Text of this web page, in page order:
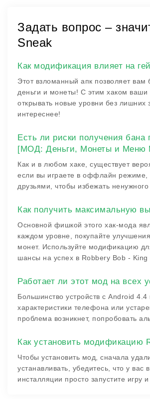
Задать вопрос –
Sneak
Как модификация влияет на
Этот взломанный апк позволяет вам
деньги и монеты! С этим хаком ваши
открывать новые уровни без лишних
интереснее!
Есть ли риски получения
[МОД: Деньги, Монеты и Меню
Как и в любом хаке, существует
если вы играете в оффлайн режиме,
друзьями, чтобы избежать
Как получить максимальную
Основной фишкой этого хак-мода
каждом уровне, покупайте
монет. Используйте модификацию
шансы на успех в Robbery Bob - King
Работает ли этот мод на всех
Большинство устройств с Android
характеристики телефона или
проблема возникнет, попробовать
Как установить модификацию
Чтобы установить мод, сначала
устанавливать, убедитесь, что у
инсталляции просто запустите игру